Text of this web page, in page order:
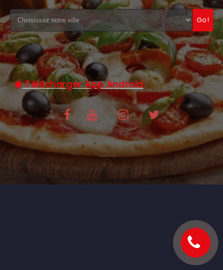
NOTRE RESTAURANT
VOS AVIS
MENTIONS LÉGALES
C.G.V
Go!
Télécharger App Android